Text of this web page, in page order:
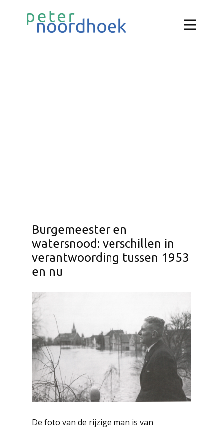
Burgemeester en
watersnood: verschillen in
verantwoording tussen 1953
en nu
De foto van de rijzige man is van